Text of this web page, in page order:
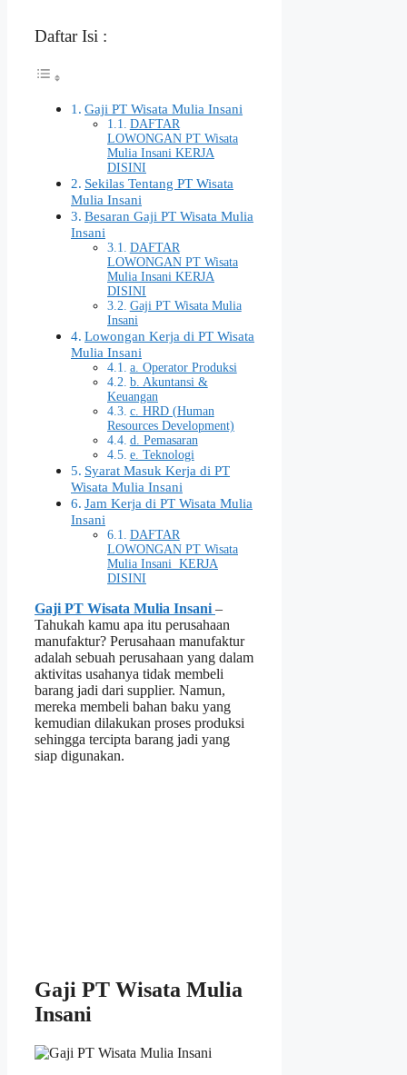
Daftar Isi :
Gaji PT Wisata Mulia Insani
DAFTAR
LOWONGAN PT Wisata
Mulia Insani KERJA
DISINI
Sekilas Tentang PT Wisata
Mulia Insani
Besaran Gaji PT Wisata Mulia
Insani
DAFTAR
LOWONGAN PT Wisata
Mulia Insani KERJA
DISINI
Gaji PT Wisata Mulia
Insani
Lowongan Kerja di PT Wisata
Mulia Insani
a. Operator Produksi
b. Akuntansi &
Keuangan
c. HRD (Human
Resources Development)
d. Pemasaran
e. Teknologi
Syarat Masuk Kerja di PT
Wisata Mulia Insani
Jam Kerja di PT Wisata Mulia
Insani
DAFTAR
LOWONGAN PT Wisata
Mulia Insani KERJA
DISINI
Gaji PT Wisata Mulia Insani –
Tahukah kamu apa itu perusahaan
manufaktur? Perusahaan manufaktur
adalah sebuah perusahaan yang dalam
aktivitas usahanya tidak membeli
barang jadi dari supplier. Namun,
mereka membeli bahan baku yang
kemudian dilakukan proses produksi
sehingga tercipta barang jadi yang
siap digunakan.
Gaji PT Wisata Mulia
Insani